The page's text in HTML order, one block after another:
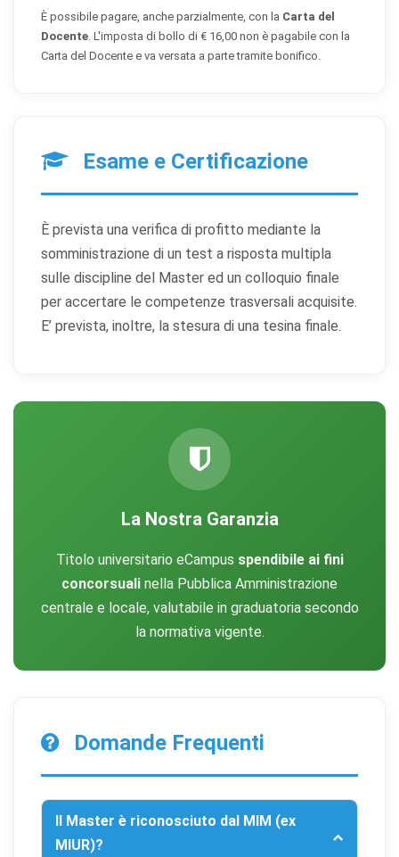
È possibile pagare, anche parzialmente, con la Carta del
Docente. L'imposta di bollo di € 16,00 non è pagabile con la
Carta del Docente e va versata a parte tramite bonifico.
Esame e Certificazione
È prevista una verifica di profitto mediante la
somministrazione di un test a risposta multipla
sulle discipline del Master ed un colloquio finale
per accertare le competenze trasversali acquisite.
E’ prevista, inoltre, la stesura di una tesina finale.
La Nostra Garanzia
Titolo universitario eCampus spendibile ai fini
concorsuali nella Pubblica Amministrazione
centrale e locale, valutabile in graduatoria secondo
la normativa vigente.
Domande Frequenti
Il Master è riconosciuto dal MIM (ex
MIUR)?
Scegli quali categorie di cookie vuoi accettare. I cookie
Cookie necessari Sempre attivi
Indispensabili al funzionamento del sito (sessione,
sicurezza, preferenze tecniche). Senza di essi il sito
non può funzionare correttamente.
Cookie statistici
Aiutano a capire come gli utenti interagiscono con il
sito tramite dati raccolti in forma anonima o aggregata.
Cookie di marketing
siti web allo scopo di mostrare annunci pertinenti.
Salva